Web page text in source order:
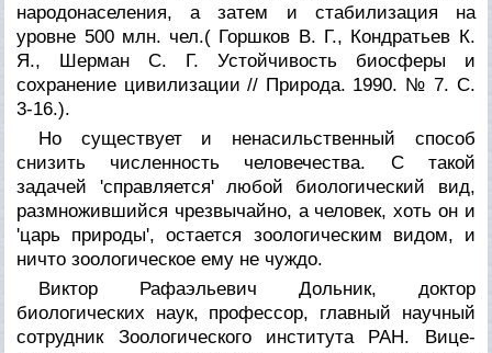
народонаселения, а затем и стабилизация на
уровне 500 млн. чел.( Горшков В. Г., Кондратьев К.
Я., Шерман С. Г. Устойчивость биосферы и
сохранение цивилизации // Природа. 1990. № 7. С.
3-16.).
Но существует и ненасильственный способ
снизить численность человечества. С такой
задачей 'справляется' любой биологический вид,
размножившийся чрезвычайно, а человек, хоть он и
'царь природы', остается зоологическим видом, и
ничто зоологическое ему не чуждо.
Виктор Рафаэльевич Дольник, доктор
биологических наук, профессор, главный научный
сотрудник Зоологического института РАН. Вице-